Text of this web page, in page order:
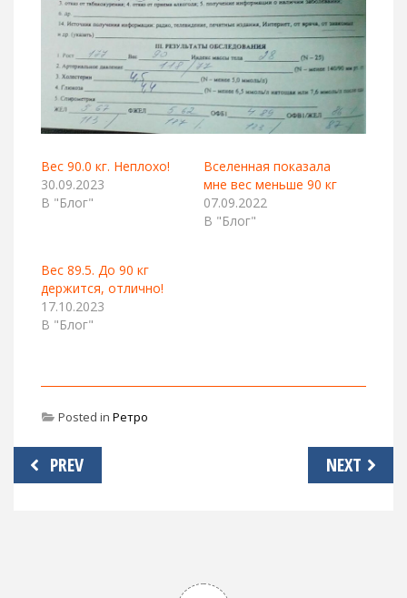
Вес 90.0 кг. Неплохо!
30.09.2023
В "Блог"
Вселенная показала
мне вес меньше 90 кг
07.09.2022
В "Блог"
Вес 89.5. До 90 кг
держится, отлично!
17.10.2023
В "Блог"
Posted in Ретро
Навигация
по
PREV NEXT